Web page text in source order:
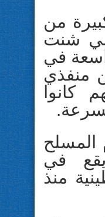
من
شنت
في
منفذي
كانوا
المسلح
في
منذ